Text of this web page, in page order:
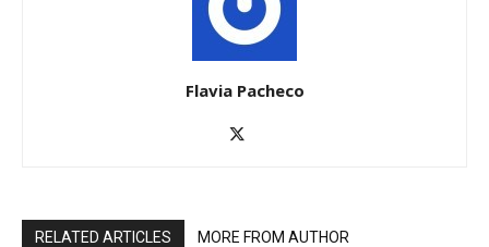
Flavia Pacheco
RELATED ARTICLES MORE FROM AUTHOR